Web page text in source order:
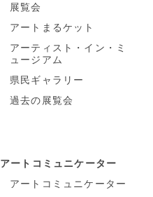
展覧会
アートまるケット
アーティスト・イン・ミ
ュージアム
県民ギャラリー
過去の展覧会
アートコミュニケーター
アートコミュニケーター